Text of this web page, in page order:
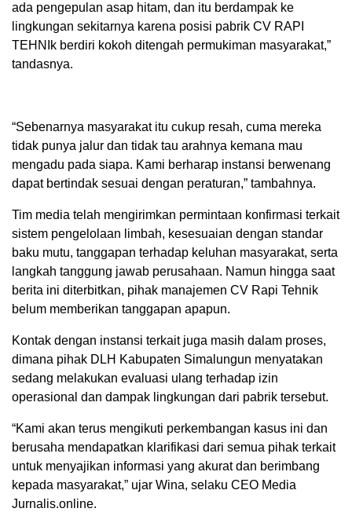
ada pengepulan asap hitam, dan itu berdampak ke
lingkungan sekitarnya karena posisi pabrik CV RAPI
TEHNIk berdiri kokoh ditengah permukiman masyarakat,”
tandasnya.
“Sebenarnya masyarakat itu cukup resah, cuma mereka
tidak punya jalur dan tidak tau arahnya kemana mau
mengadu pada siapa. Kami berharap instansi berwenang
dapat bertindak sesuai dengan peraturan,” tambahnya.
Tim media telah mengirimkan permintaan konfirmasi terkait
sistem pengelolaan limbah, kesesuaian dengan standar
baku mutu, tanggapan terhadap keluhan masyarakat, serta
langkah tanggung jawab perusahaan. Namun hingga saat
berita ini diterbitkan, pihak manajemen CV Rapi Tehnik
belum memberikan tanggapan apapun.
Kontak dengan instansi terkait juga masih dalam proses,
dimana pihak DLH Kabupaten Simalungun menyatakan
sedang melakukan evaluasi ulang terhadap izin
operasional dan dampak lingkungan dari pabrik tersebut.
“Kami akan terus mengikuti perkembangan kasus ini dan
berusaha mendapatkan klarifikasi dari semua pihak terkait
untuk menyajikan informasi yang akurat dan berimbang
kepada masyarakat,” ujar Wina, selaku CEO Media
Jurnalis.online.